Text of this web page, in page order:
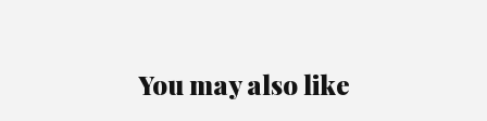
You may also like